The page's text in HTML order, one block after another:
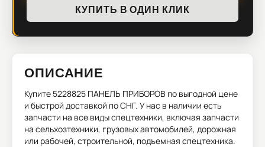
КУПИТЬ В ОДИН КЛИК
ОПИСАНИЕ
Купите 5228825 ПАНЕЛЬ ПРИБОРОВ по выгодной цене
и быстрой доставкой по СНГ. У нас в наличии есть
запчасти на все виды спецтехники, включая запчасти
на сельхозтехники, грузовых автомобилей, дорожная
или рабочей, строительной, подъемная спецтехника.